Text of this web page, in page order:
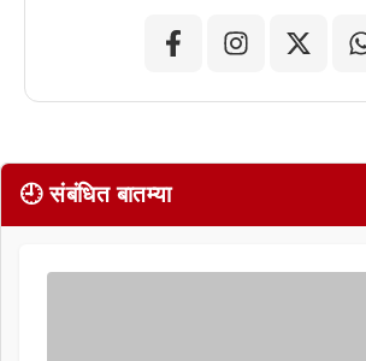
🕘 संबंधित बातम्या